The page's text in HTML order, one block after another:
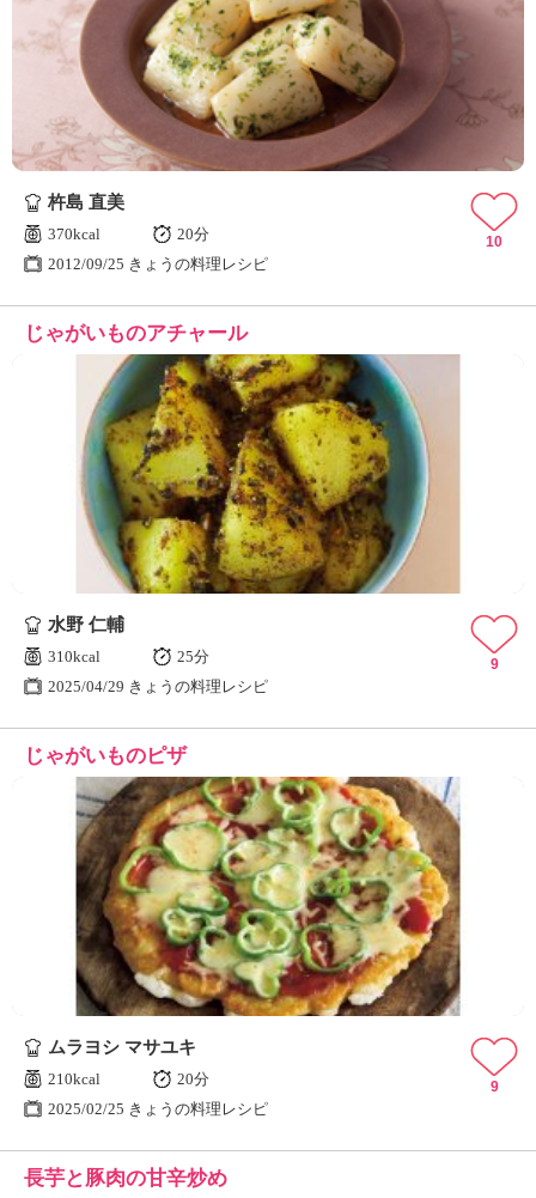
杵島 直美
370kcal
20分
2012/09/25 きょうの料理レシピ
10
じゃがいものアチャール
水野 仁輔
310kcal
25分
2025/04/29 きょうの料理レシピ
9
じゃがいものピザ
ムラヨシ マサユキ
210kcal
20分
2025/02/25 きょうの料理レシピ
9
長芋と豚肉の甘辛炒め